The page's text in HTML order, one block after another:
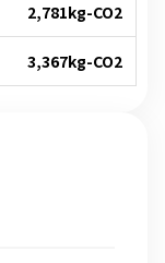
2,781kg-CO2
3,367kg-CO2